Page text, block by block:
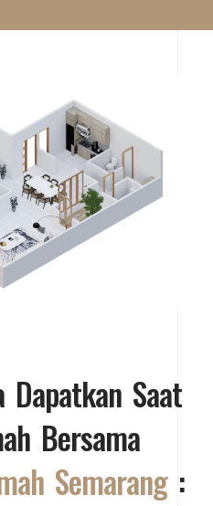
Dapatkan Saat
Bersama
Semarang: